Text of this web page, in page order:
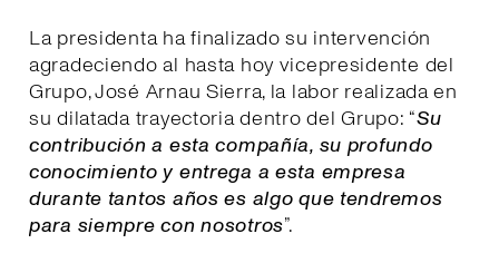
La presidenta ha finalizado su intervención
agradeciendo al hasta hoy vicepresidente del
Grupo, José Arnau Sierra, la labor realizada en
su dilatada trayectoria dentro del Grupo: “Su
contribución a esta compañía, su profundo
conocimiento y entrega a esta empresa
durante tantos años es algo que tendremos
para siempre con nosotros”.